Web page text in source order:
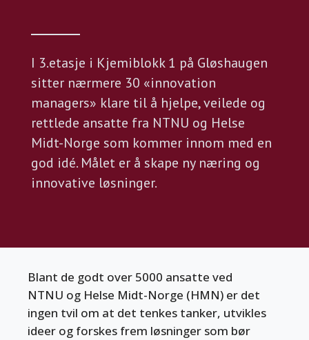
I 3.etasje i Kjemiblokk 1 på Gløshaugen
sitter nærmere 30 «innovation
managers» klare til å hjelpe, veilede og
rettlede ansatte fra NTNU og Helse
Midt-Norge som kommer innom med en
god idé. Målet er å skape ny næring og
innovative løsninger.
Blant de godt over 5000 ansatte ved
NTNU og Helse Midt-Norge (HMN) er det
ingen tvil om at det tenkes tanker, utvikles
ideer og forskes frem løsninger som bør